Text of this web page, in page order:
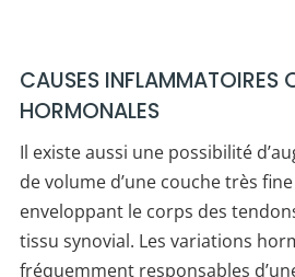
CAUSES INFLAMMATOIRES
HORMONALES
Il existe aussi une possibilité
de volume d’une couche très fine
enveloppant le corps des
tissu synovial. Les variations
fréquemment responsables